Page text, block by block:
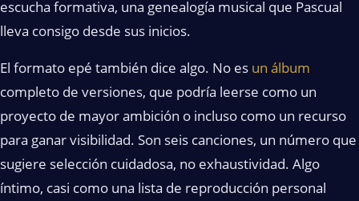
escucha formativa, una genealogía musical que Pascual
lleva consigo desde sus inicios.
El formato epé también dice algo. No es un álbum
completo de versiones, que podría leerse como un
proyecto de mayor ambición o incluso como un recurso
para ganar visibilidad. Son seis canciones, un número que
sugiere selección cuidadosa, no exhaustividad. Algo
íntimo, casi como una lista de reproducción personal